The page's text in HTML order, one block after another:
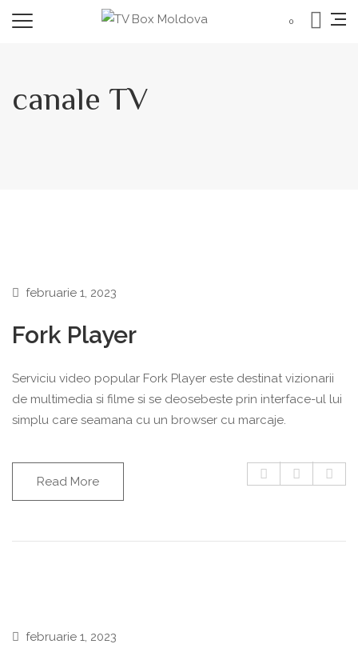
0
canale TV
februarie 1, 2023
Fork Player
Serviciu video popular Fork Player este destinat vizionarii
de multimedia si filme si se deosebeste prin interface-ul lui
simplu care seamana cu un browser cu marcaje.
Read More
februarie 1, 2023